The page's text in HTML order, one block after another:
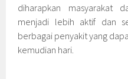
diharapkan masyarakat
menjadi lebih aktif dan
berbagai penyakit yang
kemudian hari.